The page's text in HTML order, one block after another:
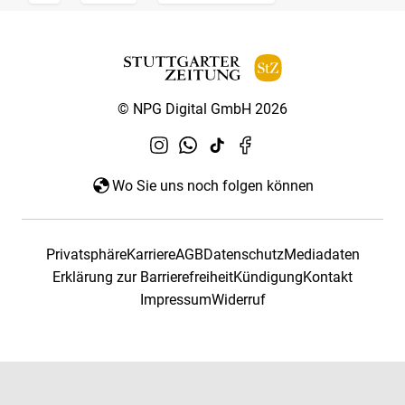
© NPG Digital GmbH 2026
Wo Sie uns noch folgen können
PrivatsphäreKarriereAGBDatenschutzMediadaten
Erklärung zur BarrierefreiheitKündigungKontakt
ImpressumWiderruf